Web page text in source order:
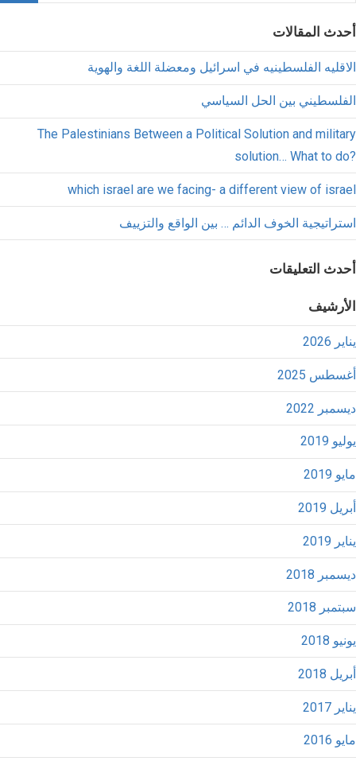
أحدث المقالات
الاقليه الفلسطينيه في اسرائيل ومعضلة اللغة والهوية
الفلسطيني بين الحل السياسي
The Palestinians Between a Political Solution and military
solution… What to do?
which israel are we facing- a different view of israel
استراتيجية الخوف الدائم … بين الواقع والتزييف
أحدث التعليقات
الأرشيف
يناير 2026
أغسطس 2025
ديسمبر 2022
يوليو 2019
مايو 2019
أبريل 2019
يناير 2019
ديسمبر 2018
سبتمبر 2018
يونيو 2018
أبريل 2018
يناير 2017
مايو 2016